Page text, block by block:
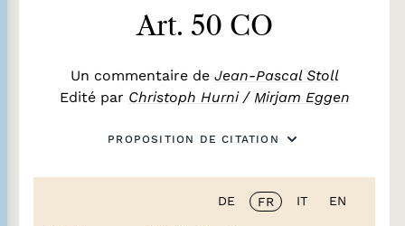
Art. 50 CO
Un commentaire de Jean-Pascal Stoll
Edité par Christoph Hurni/ Mirjam Eggen
PROPOSITION DE CITATION
DE FR IT EN